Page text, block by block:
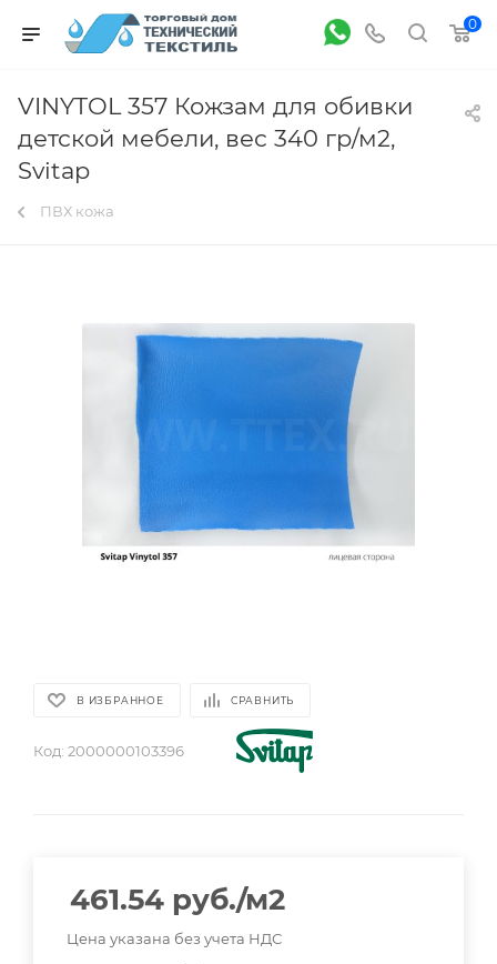
0
VINYTOL 357 Кожзам для обивки
детской мебели, вес 340 гр/м2,
Svitap
ПВХ кожа
В ИЗБРАННОЕ СРАВНИТЬ
Код: 2000000103396
461.54 руб./м2
Цена указана без учета НДС